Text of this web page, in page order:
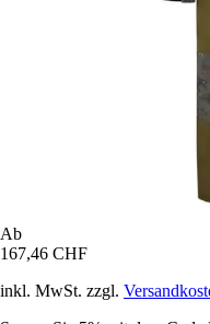
Ab
167,46 CHF
inkl. MwSt. zzgl.